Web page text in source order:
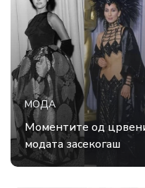
МОДА
Моментите од
модата засекогаш